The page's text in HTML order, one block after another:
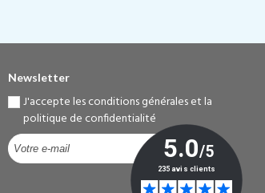
Newsletter
J'accepte les conditions générales et la
politique de confidentialité